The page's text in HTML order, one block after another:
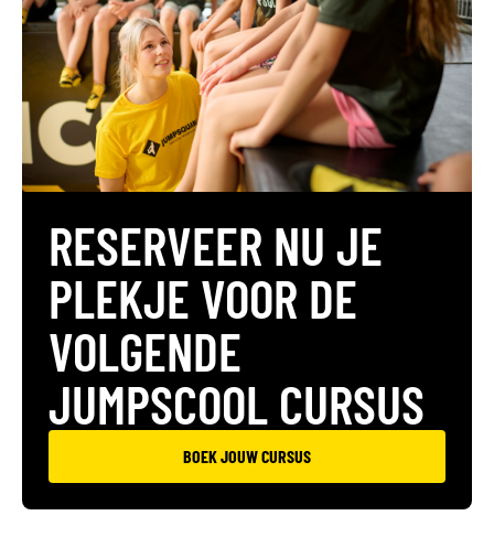
RESERVEER NU JE
PLEKJE VOOR DE
VOLGENDE
JUMPSCOOL CURSUS
BOEK JOUW CURSUS